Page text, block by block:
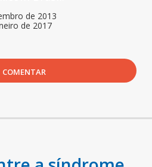
de 2013
de 2017
COMENTAR